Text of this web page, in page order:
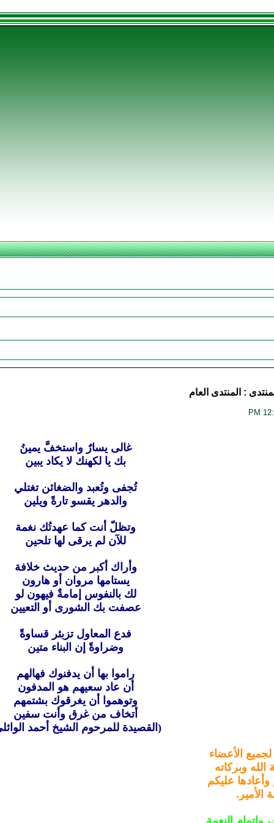
: المنتدى العام
غالى يسارٌ واستخفَّ يمينُ
بك يا لكهنك لا يكاد يبين
تُجفى وتُعبد والضغائن تغتلي
والدهر يقسو تارةً ويلين
وتظلّ أنت كما عهدتُك نغمة
للآن لم يرقى لها تلحين
وأراك أكبر من حديث خلافة
يستامها مروان أو هارون
لك بالنفوس إمامةٌ فيهون لو
عصفت بك الشورى أو التعيين
فدع المعاول تزبئر قساوةً
وضراوةً إن البناء متين
راموا بها أن يدفنوك فهالهم
أن عاد سعيهم هو المدفون
وتوهموا أن يغرقوك بشتمهم
أتخاف من غرق وأنت سفين
(القصيدة للمرحوم الشيخ أحمد
الأعضاء
وبركاته
وأعادها عليكم
الأمير.
وإتمام النعمة